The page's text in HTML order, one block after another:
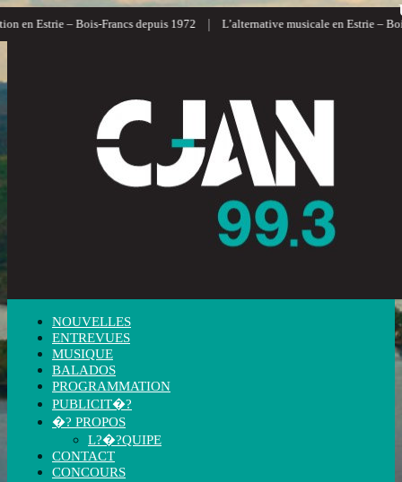
en Estrie – Bois-Francs depuis 1972 L’alternative musicale en Estrie –
NOUVELLES
ENTREVUES
MUSIQUE
BALADOS
PROGRAMMATION
PUBLICIT�?
�? PROPOS
L?�?QUIPE
CONTACT
CONCOURS